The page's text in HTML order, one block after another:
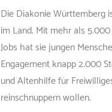
Die Diakonie Württemberg
im Land. Mit mehr als
Jobs hat sie jungen
Engagement knapp 2.000
und Altenhilfe für
reinschnuppern wollen.